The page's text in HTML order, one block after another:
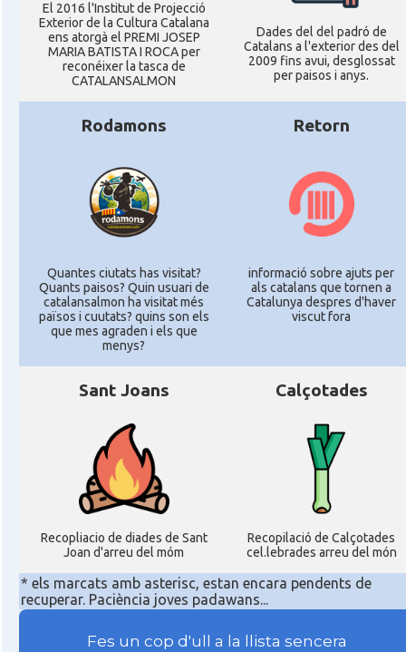
El 2016 l'Institut de Projecció
Exterior de la Cultura Catalana
ens atorgà el PREMI JOSEP
MARIA BATISTA I ROCA per
reconéixer la tasca de
CATALANSALMON
Dades del del padró de
Catalans a l'exterior des del
2009 fins avui, desglossat
per paisos i anys.
Rodamons
Quantes ciutats has visitat?
Quants paisos? Quin usuari de
catalansalmon ha visitat més
països i cuutats? quins son els
que mes agraden i els que
menys?
Retorn
informació sobre ajuts per
als catalans que tornen a
Catalunya despres d'haver
viscut fora
Sant Joans
Recopliacio de diades de Sant
Joan d'arreu del móm
Calçotades
Recopilació de Calçotades
cel.lebrades arreu del món
* els marcats amb asterisc, estan encara pendents de
recuperar. Paciència joves padawans...
Fes un cop d'ull a la llista sencera